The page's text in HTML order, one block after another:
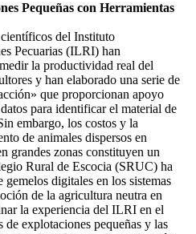
Pequeñas con Herramientas
del Instituto
Pecuarias (ILRI) han
la productividad real del
y han elaborado una serie de
que proporcionan apoyo
para identificar el material de
embargo, los costos y la
de animales dispersos en
grandes zonas constituyen un
Rural de Escocia (SRUC) ha
digitales en los sistemas
de la agricultura neutra en
la experiencia del ILRI en el
de explotaciones pequeñas y las